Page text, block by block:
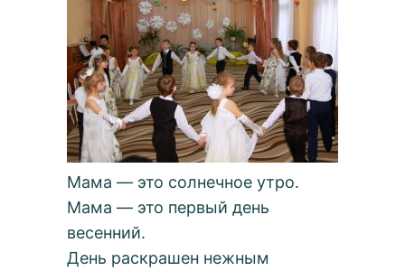
Мама — это солнечное утро.
Мама — это первый день
весенний.
День раскрашен нежным